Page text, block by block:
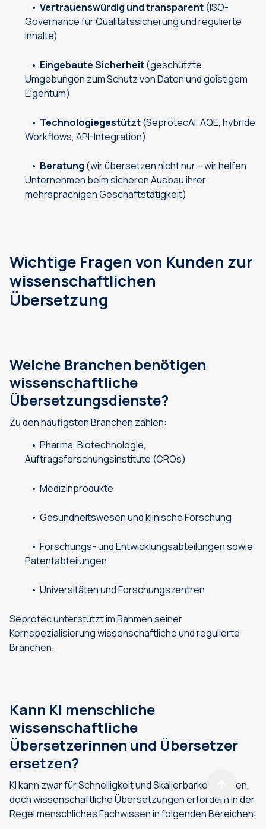
Vertrauenswürdig und transparent (ISO-
Governance für Qualitätssicherung und regulierte
Inhalte)
Eingebaute Sicherheit(geschützte
Umgebungen zum Schutz von Daten und geistigem
Eigentum)
Technologiegestützt(SeprotecAI, AQE, hybride
Workflows, API-Integration)
Beratung (wir übersetzen nicht nur – wir helfen
Unternehmen beim sicheren Ausbau ihrer
mehrsprachigen Geschäftstätigkeit)
Wichtige Fragen von Kunden zur
wissenschaftlichen
Übersetzung
Welche Branchen benötigen
wissenschaftliche
Übersetzungsdienste?
Zu den häufigsten Branchen zählen:
Pharma, Biotechnologie,
Auftragsforschungsinstitute (CROs)
Medizinprodukte
Gesundheitswesen und klinische Forschung
Forschungs- und Entwicklungsabteilungen sowie
Patentabteilungen
Universitäten und Forschungszentren
Seprotec unterstützt im Rahmen seiner
Kernspezialisierung wissenschaftliche und regulierte
Branchen.
Kann KI menschliche
wissenschaftliche
Übersetzerinnen und Übersetzer
ersetzen?
KI kann zwar für Schnelligkeit und Skalierbarkeit sorgen,
doch wissenschaftliche Übersetzungen erfordern in der
Regel menschliches Fachwissen in folgenden Bereichen: